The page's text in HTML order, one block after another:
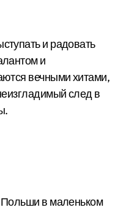
и радовать
и
вечными хитами,
след в
Польши в маленьком